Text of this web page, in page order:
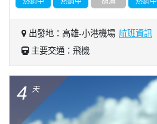
出發地：高雄-小港機場 航班資訊
主要交通：飛機
4 天